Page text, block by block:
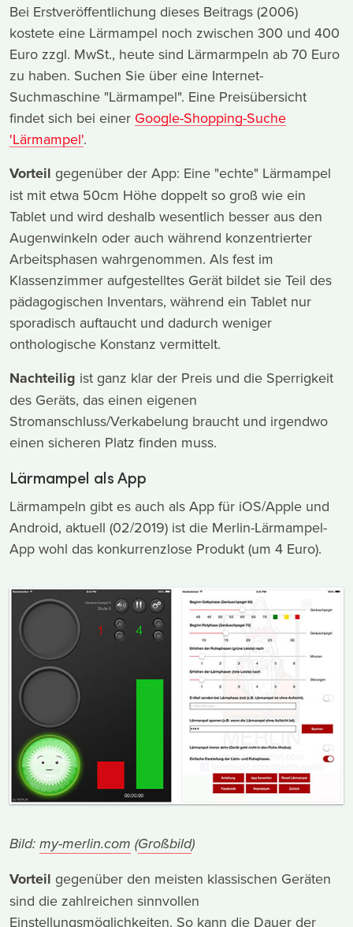
Bei Erstveröffentlichung dieses Beitrags (2006)
kostete eine Lärmampel noch zwischen 300 und 400
Euro zzgl. MwSt., heute sind Lärmarmpeln ab 70 Euro
zu haben. Suchen Sie über eine Internet-
Suchmaschine "Lärmampel". Eine Preisübersicht
findet sich bei einer Google-Shopping-Suche
'Lärmampel'.
Vorteil gegenüber der App: Eine "echte" Lärmampel
ist mit etwa 50cm Höhe doppelt so groß wie ein
Tablet und wird deshalb wesentlich besser aus den
Augenwinkeln oder auch während konzentrierter
Arbeitsphasen wahrgenommen. Als fest im
Klassenzimmer aufgestelltes Gerät bildet sie Teil des
pädagogischen Inventars, während ein Tablet nur
sporadisch auftaucht und dadurch weniger
onthologische Konstanz vermittelt.
Nachteilig ist ganz klar der Preis und die Sperrigkeit
des Geräts, das einen eigenen
Stromanschluss/Verkabelung braucht und irgendwo
einen sicheren Platz finden muss.
Lärmampel als App
Lärmampeln gibt es auch als App für iOS/Apple und
Android, aktuell (02/2019) ist die Merlin-Lärmampel-
App wohl das konkurrenzlose Produkt (um 4 Euro).
Bild: my-merlin.com (Großbild)
Vorteil gegenüber den meisten klassischen Geräten
sind die zahlreichen sinnvollen
Einstellungsmöglichkeiten. So kann die Dauer der